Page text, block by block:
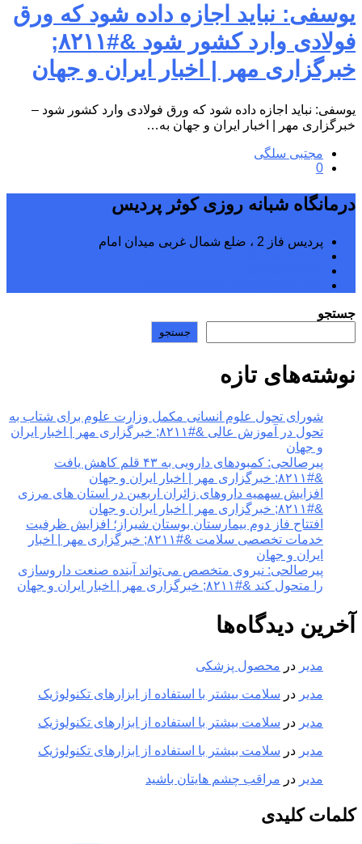
یوسفی: نباید اجازه داده شود که ورق
فولادی وارد کشور شود &#۸۲۱۱;
خبرگزاری مهر | اخبار ایران و جهان
یوسفی: نباید اجازه داده شود که ورق فولادی وارد کشور شود –
خبرگزاری مهر | اخبار ایران و جهان به…
مجتبی سلگی
0
درمانگاه شبانه روزی کوثر پردیس
پردیس فاز 2 ، ضلع شمال غربی میدان امام
جستجو
جستجو
نوشته‌های تازه
شورای تحول علوم انسانی مکمل وزارت علوم برای شتاب به
تحول در آموزش عالی &#۸۲۱۱; خبرگزاری مهر | اخبار ایران
و جهان
پیرصالحی: کمبودهای دارویی به ۴۳ قلم کاهش یافت
&#۸۲۱۱; خبرگزاری مهر | اخبار ایران و جهان
افزایش سهمیه داروهای زائران اربعین در استان های مرزی
&#۸۲۱۱; خبرگزاری مهر | اخبار ایران و جهان
افتتاح فاز دوم بیمارستان بوستان شیراز؛ افزایش ظرفیت
خدمات تخصصی سلامت &#۸۲۱۱; خبرگزاری مهر | اخبار
ایران و جهان
پیرصالحی: نیروی متخصص می‌تواند آینده صنعت داروسازی
را متحول کند &#۸۲۱۱; خبرگزاری مهر | اخبار ایران و جهان
آخرین دیدگاه‌ها
مدیر در محصول پزشکی
مدیر در سلامت بیشتر با استفاده از ابزارهای تکنولوژیک
مدیر در سلامت بیشتر با استفاده از ابزارهای تکنولوژیک
مدیر در سلامت بیشتر با استفاده از ابزارهای تکنولوژیک
مدیر در مراقب چشم هایتان باشید
کلمات کلیدی